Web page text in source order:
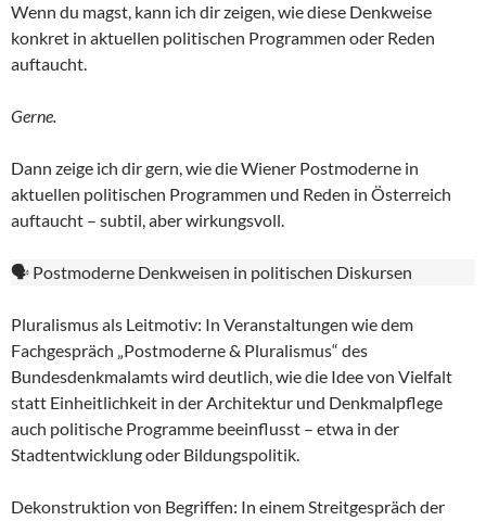
Wenn du magst, kann ich dir zeigen, wie diese Denkweise
konkret in aktuellen politischen Programmen oder Reden
auftaucht.
Gerne.
Dann zeige ich dir gern, wie die Wiener Postmoderne in
aktuellen politischen Programmen und Reden in Österreich
auftaucht – subtil, aber wirkungsvoll.
🗣️ Postmoderne Denkweisen in politischen Diskursen
Pluralismus als Leitmotiv: In Veranstaltungen wie dem
Fachgespräch „Postmoderne & Pluralismus“ des
Bundesdenkmalamts wird deutlich, wie die Idee von Vielfalt
statt Einheitlichkeit in der Architektur und Denkmalpflege
auch politische Programme beeinflusst – etwa in der
Stadtentwicklung oder Bildungspolitik.
Dekonstruktion von Begriffen: In einem Streitgespräch der